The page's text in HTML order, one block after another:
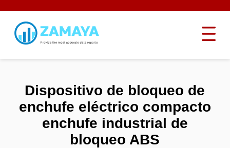
Dispositivo de bloqueo de
enchufe eléctrico compacto
enchufe industrial de
bloqueo ABS